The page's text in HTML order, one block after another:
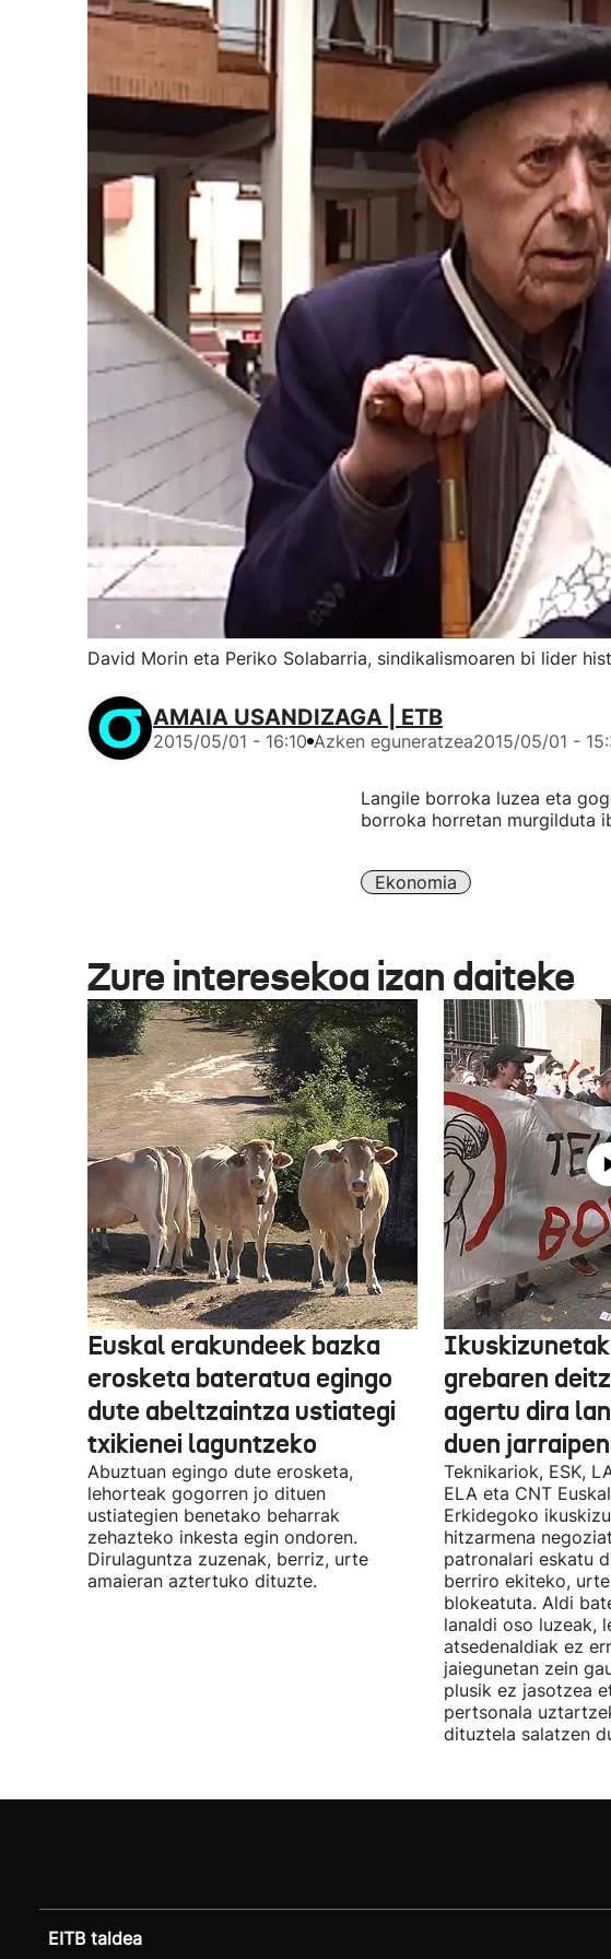
David Morin eta Periko Solabarria, sindikalismoaren bi lider
AMAIA USANDIZAGA | ETB
2015/05/01 - 16:10 Azken eguneratzea2015/05/01 -
Langile borroka luzea eta
borroka horretan murgilduta
Ekonomia
Zure interesekoa izan daiteke
Euskal erakundeek bazka
erosketa bateratua egingo
dute abeltzaintza ustiategi
txikienei laguntzeko
Abuztuan egingo dute erosketa,
lehorteak gogorren jo dituen
ustiategien benetako beharrak
zehazteko inkesta egin ondoren.
Dirulaguntza zuzenak, berriz, urte
amaieran aztertuko dituzte.
grebaren
agertu dira
duen
Teknikariok, ESK,
ELA eta CNT
Erkidegoko
hitzarmena
patronalari eskatu
berriro ekiteko,
blokeatuta. Aldi
lanaldi oso luzeak,
atsedenaldiak ez
jaiegunetan zein
plusik ez jasotzea
pertsonala
dituztela salatzen
EITB taldea